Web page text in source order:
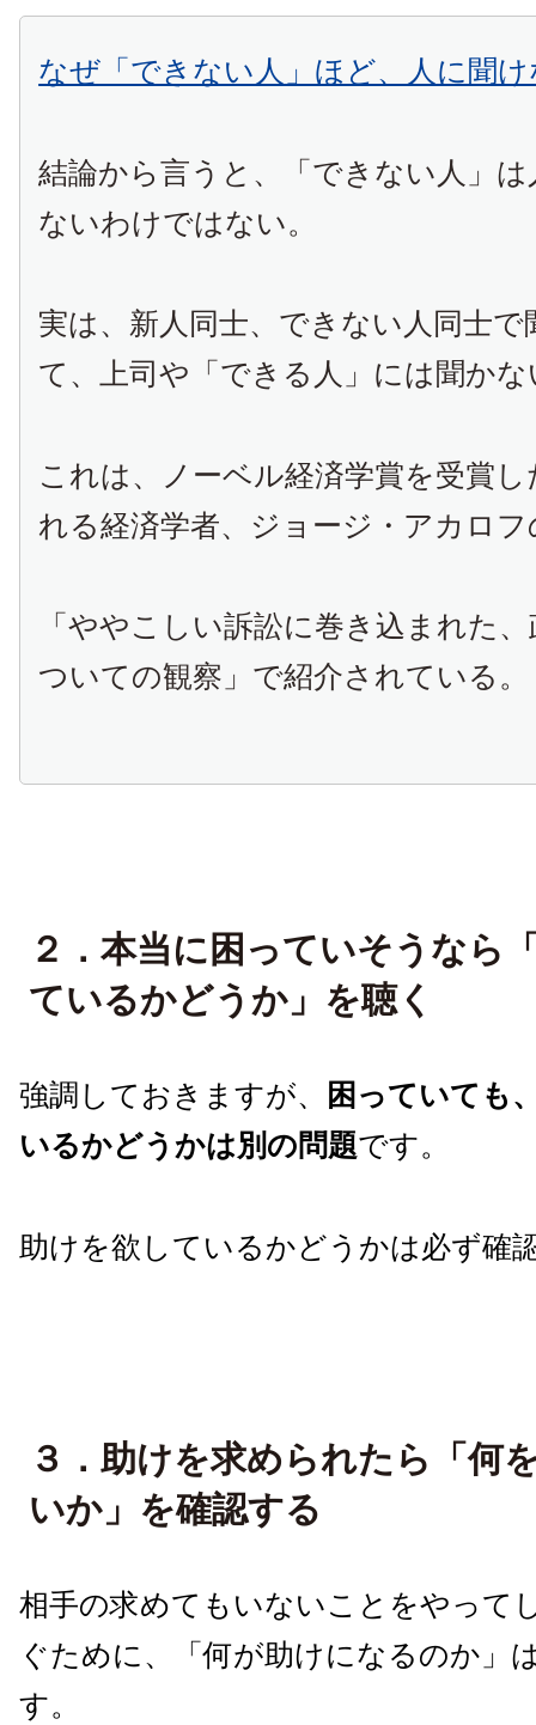
なぜ「できない人」ほど、人に聞
結論から言うと、「できない人」
ないわけではない。
実は、新人同士、できない人同士
て、上司や「できる人」には聞か
これは、ノーベル経済学賞を受賞
れる経済学者、ジョージ・アカロ
「ややこしい訴訟に巻き込まれた
ついての観察」で紹介されている。
２．本当に困っていそうなら
ているかどうか」を聴く
強調しておきますが、
困っていても
いるかどうかは別の問題です。
助けを欲しているかどうかは必ず確
３．助けを求められたら「何
いか」を確認する
相手の求めてもいないことをやって
ぐために、「何が助けになるのか」
す。